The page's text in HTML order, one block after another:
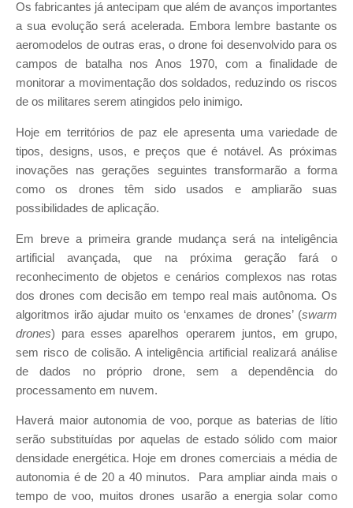
Os fabricantes já antecipam que além de avanços importantes
a sua evolução será acelerada. Embora lembre bastante os
aeromodelos de outras eras, o drone foi desenvolvido para os
campos de batalha nos Anos 1970, com a finalidade de
monitorar a movimentação dos soldados, reduzindo os riscos
de os militares serem atingidos pelo inimigo.
Hoje em territórios de paz ele apresenta uma variedade de
tipos, designs, usos, e preços que é notável. As próximas
inovações nas gerações seguintes transformarão a forma
como os drones têm sido usados e ampliarão suas
possibilidades de aplicação.
Em breve a primeira grande mudança será na inteligência
artificial avançada, que na próxima geração fará o
reconhecimento de objetos e cenários complexos nas rotas
dos drones com decisão em tempo real mais autônoma. Os
algoritmos irão ajudar muito os ‘enxames de drones’ (swarm
drones) para esses aparelhos operarem juntos, em grupo,
sem risco de colisão. A inteligência artificial realizará análise
de dados no próprio drone, sem a dependência do
processamento em nuvem.
Haverá maior autonomia de voo, porque as baterias de lítio
serão substituídas por aquelas de estado sólido com maior
densidade energética. Hoje em drones comerciais a média de
autonomia é de 20 a 40 minutos. Para ampliar ainda mais o
tempo de voo, muitos drones usarão a energia solar como